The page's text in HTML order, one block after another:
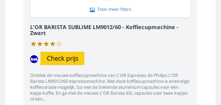
Toon meer foto's
L'OR BARISTA SUBLIME LM9012/60 - Koffiecupmachine -
Zwart
★★★★☆
Check prijs
Ontdek de nieuwe koffiecupmachine van L’OR Espresso: de Philips L’OR
Barista LM9012/60 espressomachine. Met deze koffiecupmachine is oneindige
koffievariatie mogelijk. Ga met de bekende aluminium capsules voor één
kopje koffie. En ga met de nieuwe L’OR Barista XXL capsules voor twee kopjes
of één...